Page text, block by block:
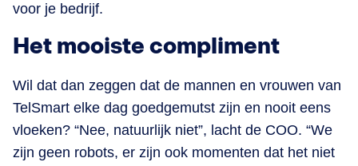
voor je bedrijf.
Het mooiste compliment
Wil dat dan zeggen dat de mannen en vrouwen van
TelSmart elke dag goedgemutst zijn en nooit eens
vloeken? “Nee, natuurlijk niet”, lacht de COO. “We
zijn geen robots, er zijn ook momenten dat het niet